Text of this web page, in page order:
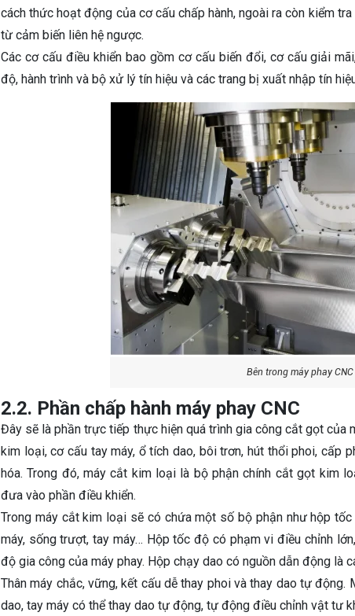
cách thức hoạt động của cơ cấu chấp hành, ngoài ra còn kiểm
từ cảm biến liên hệ ngược.
Các cơ cấu điều khiển bao gồm cơ cấu biến đổi, cơ cấu giải
độ, hành trình và bộ xử lý tín hiệu và các trang bị xuất nhập tín
Bên trong máy phay CNC
2.2. Phần chấp hành máy phay CNC
Đây sẽ là phần trực tiếp thực hiện quá trình gia công cắt gọt của
kim loại, cơ cấu tay máy, ổ tích dao, bôi trơn, hút thổi phoi, cấp
hóa. Trong đó, máy cắt kim loại là bộ phận chính cắt gọt kim
đưa vào phần điều khiển.
Trong máy cắt kim loại sẽ có chứa một số bộ phận như hộp
máy, sống trượt, tay máy… Hộp tốc độ có phạm vi điều chỉnh
độ gia công của máy phay. Hộp chạy dao có nguồn dẫn động là
Thân máy chắc, vững, kết cấu dễ thay phoi và thay dao tự
dao, tay máy có thể thay dao tự động, tự động điều chỉnh vật tư